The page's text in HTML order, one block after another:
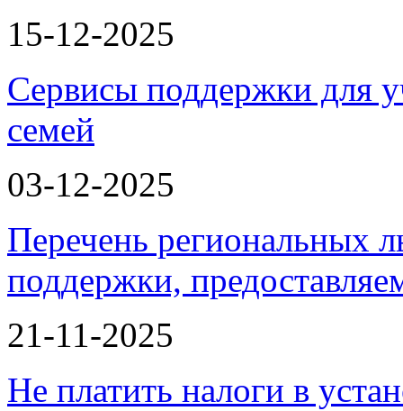
15-12-2025
Сервисы поддержки для
семей
03-12-2025
Перечень региональных
поддержки,
21-11-2025
Не платить налоги в